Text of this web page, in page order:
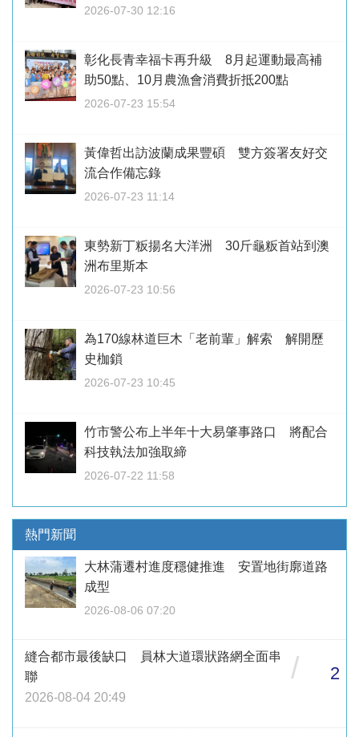
2026-07-30 12:16
彰化長青幸福卡再升級 8月起運動最高補
助50點、10月農漁會消費折抵200點
2026-07-23 15:54
黃偉哲出訪波蘭成果豐碩 雙方簽署友好交
流合作備忘錄
2026-07-23 11:14
東勢新丁粄揚名大洋洲 30斤龜粄首站到澳
洲布里斯本
2026-07-23 10:56
為170線林道巨木「老前輩」解索 解開歷
史枷鎖
2026-07-23 10:45
竹市警公布上半年十大易肇事路口 將配合
科技執法加強取締
2026-07-22 11:58
熱門新聞
大林蒲遷村進度穩健推進 安置地街廓道路
成型
2026-08-06 07:20
縫合都市最後缺口 員林大道環狀路網全面串
聯
2026-08-04 20:49
/ 2